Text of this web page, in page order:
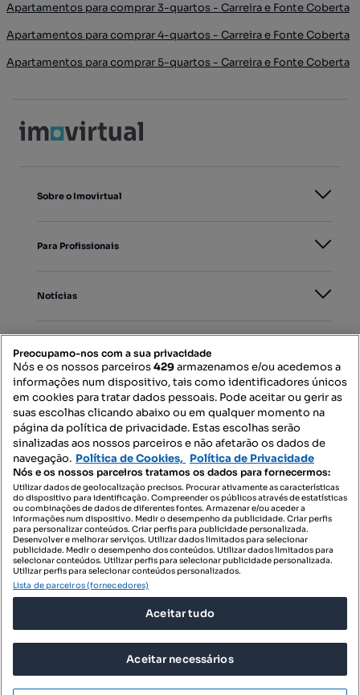
Apartamentos para comprar 3-quartos - Carreira e Fonte Coberta
Apartamentos para comprar 4-quartos - Carreira e Fonte Coberta
Apartamentos para comprar 5-quartos - Carreira e Fonte Coberta
Sobre o Imovirtual
Para Profissionais
Notícias
Mapa do Site
Contacte-nos
SIGA-NOS:
DESCARREGAR NA:
© 2026 Imovirtual.com, OLX Portugal, S.A.
TERMOS DE UTILIZAÇÃO
Preocupamo-nos com a sua privacidade
Nós e os nossos parceiros429armazenamos e/ou acedemos a
informações num dispositivo, tais como identificadores únicos
em cookies para tratar dados pessoais. Pode aceitar ou gerir as
suas escolhas clicando abaixo ou em qualquer momento na
página da política de privacidade. Estas escolhas serão
sinalizadas aos nossos parceiros e não afetarão os dados de
navegação. Política de Cookies, Política de Privacidade
Nós e os nossos parceiros tratamos os dados para fornecermos:
Utilizar dados de geolocalização precisos. Procurar ativamente as características
do dispositivo para identificação. Compreender os públicos através de estatísticas
ou combinações de dados de diferentes fontes. Armazenar e/ou aceder a
informações num dispositivo. Medir o desempenho da publicidade. Criar perfis
para personalizar conteúdos. Criar perfis para publicidade personalizada.
Desenvolver e melhorar serviços. Utilizar dados limitados para selecionar
publicidade. Medir o desempenho dos conteúdos. Utilizar dados limitados para
selecionar conteúdos. Utilizar perfis para selecionar publicidade personalizada.
Utilizar perfis para selecionar conteúdos personalizados.
Lista de parceiros (fornecedores)
Aceitar tudo
Aceitar necessários